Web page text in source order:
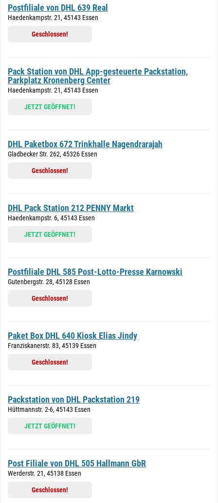
Postfiliale von DHL 639 Real
Haedenkampstr. 21, 45143 Essen
Geschlossen!
Pack Station von DHL App-gesteuerte Packstation,
Parkplatz Kronenberg Center
Haedenkampstr. 21, 45143 Essen
JETZT GEÖFFNET!
DHL Paketbox 672 Trinkhalle Nagendrarajah
Gladbecker Str. 262, 45326 Essen
Geschlossen!
DHL Pack Station 212 PENNY Markt
Haedenkampstr. 6, 45143 Essen
JETZT GEÖFFNET!
Postfiliale DHL 585 Post-Lotto-Presse Karnowski
Gutenbergstr. 28, 45128 Essen
Geschlossen!
Paket Box DHL 640 Kiosk Elias Jindy
Franziskanerstr. 83, 45139 Essen
Geschlossen!
Packstation von DHL Packstation 219
Hüttmannstr. 2-6, 45143 Essen
JETZT GEÖFFNET!
Post Filiale von DHL 505 Hallmann GbR
Werderstr. 21, 45138 Essen
Geschlossen!